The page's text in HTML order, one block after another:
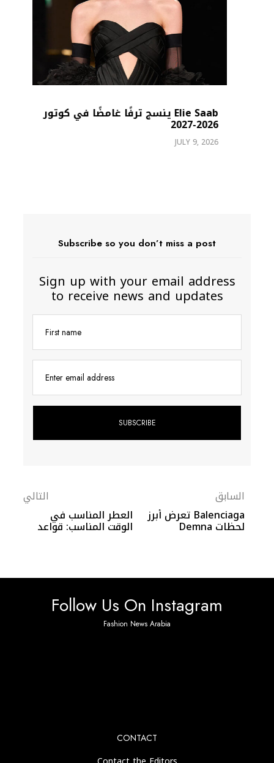
Elie Saab ينسج ترفًا غامضًا في كوتور
2026-2027
JULY 9, 2026
Subscribe so you don’t miss a post
Sign up with your email address
to receive news and updates
First name
Enter email address
السابق
Balenciaga تعرض أبرز
لحظات Demna
التالي
العطر المناسب في
الوقت المناسب: قواعد
اختيار الرائحة المثالية
Follow Us On Instagram
Fashion News Arabia
CONTACT